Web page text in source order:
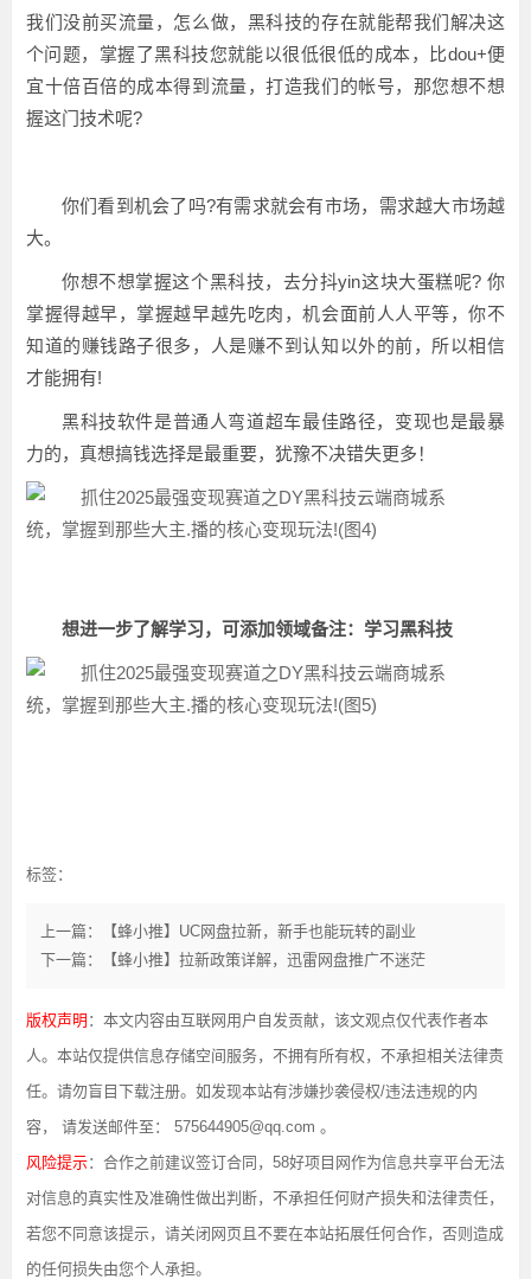
我们没前买流量，怎么做，黑科技的存在就能帮我们解决这
个问题，掌握了黑科技您就能以很低很低的成本，比dou+便
宜十倍百倍的成本得到流量，打造我们的帐号，那您想不想
握这门技术呢?
你们看到机会了吗?有需求就会有市场，需求越大市场越
大。
你想不想掌握这个黑科技，去分抖yin这块大蛋糕呢? 你
掌握得越早，掌握越早越先吃肉，机会面前人人平等，你不
知道的赚钱路子很多，人是赚不到认知以外的前，所以相信
才能拥有!
黑科技软件是普通人弯道超车最佳路径，变现也是最暴
力的，真想搞钱选择是最重要，犹豫不决错失更多！
想进一步了解学习，可添加领域备注：学习黑科技
标签：
上一篇：【蜂小推】UC网盘拉新，新手也能玩转的副业
下一篇：【蜂小推】拉新政策详解，迅雷网盘推广不迷茫
版权声明 ：本文内容由互联网用户自发贡献，该文观点仅代表作者本
人。本站仅提供信息存储空间服务，不拥有所有权，不承担相关法律责
任。请勿盲目下载注册。如发现本站有涉嫌抄袭侵权/违法违规的内
容， 请发送邮件至： 575644905@qq.com 。
风险提示：合作之前建议签订合同，58好项目网作为信息共享平台无法
对信息的真实性及准确性做出判断，不承担任何财产损失和法律责任，
若您不同意该提示，请关闭网页且不要在本站拓展任何合作，否则造成
的任何损失由您个人承担。